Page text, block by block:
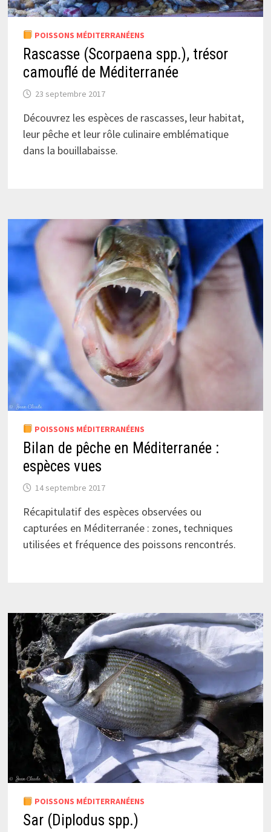
POISSONS MÉDITERRANÉENS
Rascasse (Scorpaena spp.), trésor
camouflé de Méditerranée
23 septembre 2017
Découvrez les espèces de rascasses, leur habitat,
leur pêche et leur rôle culinaire emblématique
dans la bouillabaisse.
POISSONS MÉDITERRANÉENS
Bilan de pêche en Méditerranée :
espèces vues
14 septembre 2017
Récapitulatif des espèces observées ou
capturées en Méditerranée : zones, techniques
utilisées et fréquence des poissons rencontrés.
POISSONS MÉDITERRANÉENS
Sar (Diplodus spp.)